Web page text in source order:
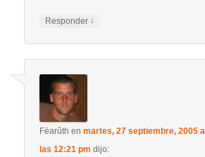
Responder ↓
Fëarûth enmartes, 27 septiembre, 2005 a
las 12:21 pm dijo: